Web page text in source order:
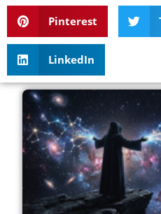
Pinterest
LinkedIn